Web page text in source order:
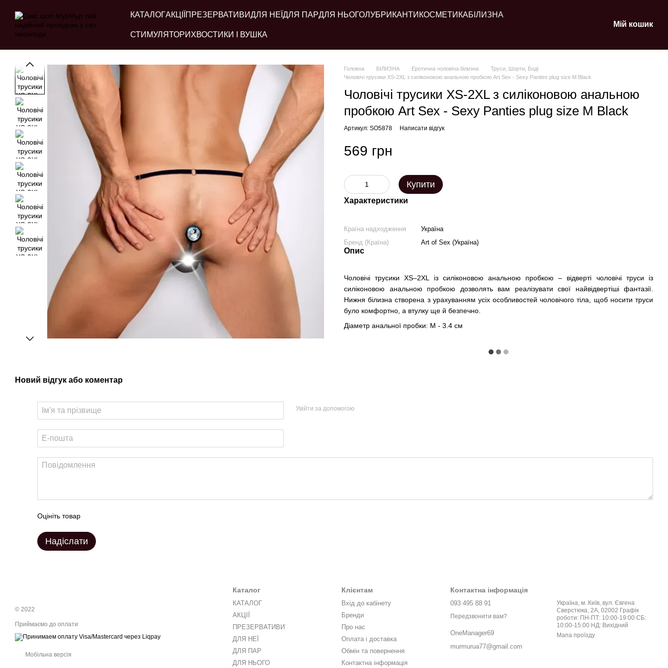
КАТАЛОГАКЦІЇ ПРЕЗЕРВАТИВИДЛЯ НЕЇ ДЛЯ ПАРДЛЯ НЬОГОЛУБРИКАНТИ КОСМЕТИКАБІЛИЗНА
СТИМУЛЯТОРИ ХВОСТИКИ І ВУШКА
Мій кошик
Головна БІЛИЗНА Еротична чоловіча білизна
Труси, Шорти, Боді
Чоловічі трусики XS-2XL з силіконовою анальною пробкою Art Sex - Sexy Panties plug size M Black
Чоловічі трусики XS-2XL з силіконовою анальною
пробкою Art Sex - Sexy Panties plug size M Black
Артикул: SO5878 Написати відгук
569 грн
Купити
Характеристики
Країна надходження
Україна
Бренд (Країна)
Art of Sex (Україна)
Опис
Чоловічі трусики XS–2XL із силіконовою анальною пробкою – відверті чоловічі труси із
силіконовою анальною пробкою дозволять вам реалізувати свої найвідвертіші фантазії.
Нижня білизна створена з урахуванням усіх особливостей чоловічого тіла, щоб носити труси
було комфортно, а втулку ще й безпечно.
Діаметр анальної пробки: M - 3.4 см
Новий відгук або коментар
Увійти за допомогою
Оцініть товар
Надіслати
© 2022
Приймаємо до оплати
Мобільна версія
Каталог
КАТАЛОГ
АКЦІЇ
ПРЕЗЕРВАТИВИ
ДЛЯ НЕЇ
ДЛЯ ПАР
ДЛЯ НЬОГО
Клієнтам
Вхід до кабінету
Бренди
Про нас
Оплата і доставка
Обмін та повернення
Контактна інформація
Контактна інформація
093 495 88 91
Передзвонити вам?
OneManager69
murmurua77@gmail.com
Україна, м. Київ, вул. Євгена
Сверстюка, 2А, 02002 Графік
роботи: ПН-ПТ: 10:00-19:00 СБ:
10:00-15:00 НД: Вихідний
Мапа проїзду